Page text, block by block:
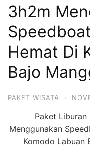
Hari
2
Malam,
2
Hari
Malam
1
3h2m
Hemat Di
Bajo
PAKET WISATA ·
Paket Liburan
Menggunakan
Komodo Labuan